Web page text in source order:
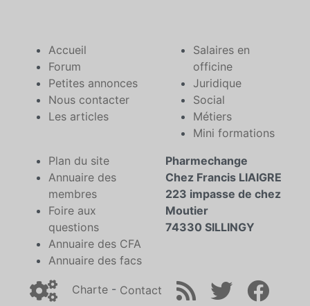
Accueil
Forum
Petites annonces
Nous contacter
Les articles
Salaires en
officine
Juridique
Social
Métiers
Mini formations
Plan du site
Annuaire des
membres
Foire aux
questions
Annuaire des CFA
Annuaire des facs
Pharmechange
Chez Francis LIAIGRE
223 impasse de chez
Moutier
74330 SILLINGY
Charte - Contact